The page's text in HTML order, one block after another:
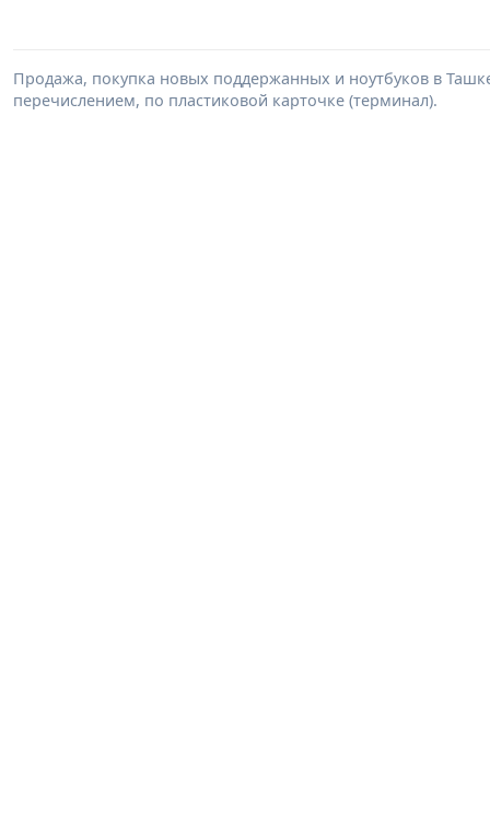
Продажа, покупка новых поддержанных и ноутбуков в
перечислением, по пластиковой карточке (терминал).